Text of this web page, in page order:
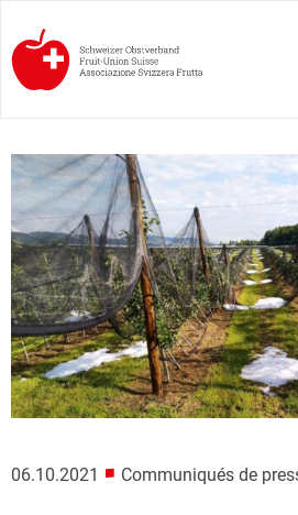
06.10.2021 ■ Communiqués de